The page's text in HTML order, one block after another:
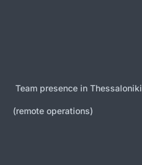
Team presence in Thessaloniki
(remote operations)